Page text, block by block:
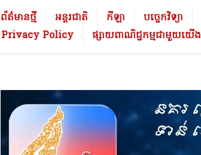
នគ
រដ្
រេ
ន
ព័ត៌មានថ្មី អន្តរជាតិ កីឡា បច្ចេកវិទ្យា
Privacy Policy
ផ្សាយពាណិជ្ជកម្មជាមួយយើង